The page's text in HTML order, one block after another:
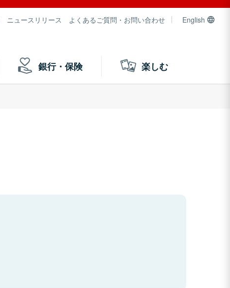
ニュースリリース よくあるご質問・お問い合わせ English
銀行・保険 楽しむ